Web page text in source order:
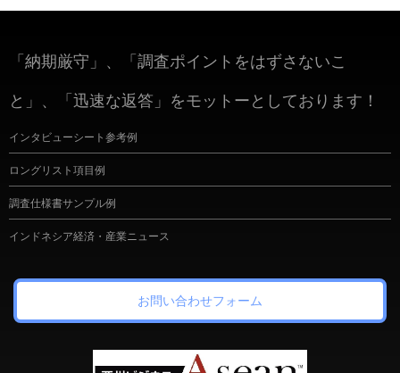
「納期厳守」、「調査ポイントをはずさないこ
と」、「迅速な返答」をモットーとしております！
インタビューシート参考例
ロングリスト項目例
調査仕様書サンプル例
インドネシア経済・産業ニュース
お問い合わせフォーム